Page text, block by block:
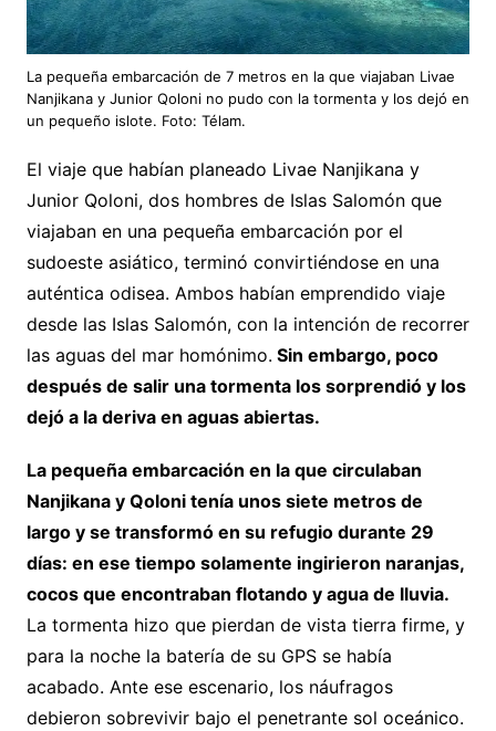
La pequeña embarcación de 7 metros en la que viajaban Livae
Nanjikana y Junior Qoloni no pudo con la tormenta y los dejó en
un pequeño islote. Foto: Télam.
El viaje que habían planeado Livae Nanjikana y
Junior Qoloni, dos hombres de Islas Salomón que
viajaban en una pequeña embarcación por el
sudoeste asiático, terminó convirtiéndose en una
auténtica odisea. Ambos habían emprendido viaje
desde las Islas Salomón, con la intención de recorrer
las aguas del mar homónimo. Sin embargo, poco
después de salir una tormenta los sorprendió y los
dejó a la deriva en aguas abiertas.
La pequeña embarcación en la que circulaban
Nanjikana y Qoloni tenía unos siete metros de
largo y se transformó en su refugio durante 29
días: en ese tiempo solamente ingirieron naranjas,
cocos que encontraban flotando y agua de lluvia.
La tormenta hizo que pierdan de vista tierra firme, y
para la noche la batería de su GPS se había
acabado. Ante ese escenario, los náufragos
debieron sobrevivir bajo el penetrante sol oceánico.